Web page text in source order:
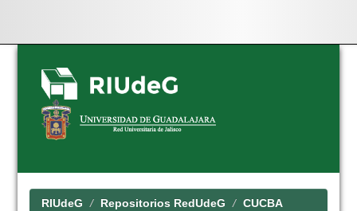
Skip
navigation
RIUdeG Repositorios RedUdeG CUCBA